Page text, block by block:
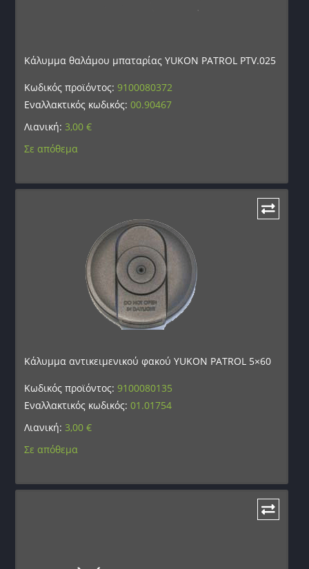
Κάλυμμα θαλάμου μπαταρίας YUKON PATROL PTV.025
Κωδικός προϊόντος:9100080372
Εναλλακτικός κωδικός:00.90467
Λιανική: 3,00€
Σε απόθεμα
Κάλυμμα αντικειμενικού φακού YUKON PATROL 5×60
Κωδικός προϊόντος:9100080135
Εναλλακτικός κωδικός:01.01754
Λιανική: 3,00€
Σε απόθεμα